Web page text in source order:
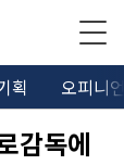
획 오피니
감독에